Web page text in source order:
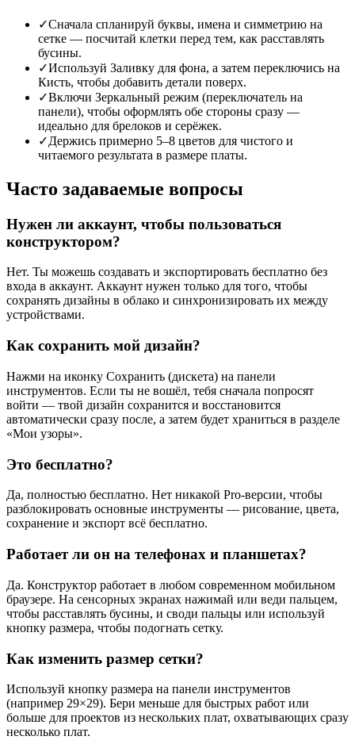
✓Сначала спланируй буквы, имена и симметрию на
сетке — посчитай клетки перед тем, как расставлять
бусины.
✓Используй Заливку для фона, а затем переключись на
Кисть, чтобы добавить детали поверх.
✓Включи Зеркальный режим (переключатель на
панели), чтобы оформлять обе стороны сразу —
идеально для брелоков и серёжек.
✓Держись примерно 5–8 цветов для чистого и
читаемого результата в размере платы.
Часто задаваемые вопросы
Нужен ли аккаунт, чтобы пользоваться
конструктором?
Нет. Ты можешь создавать и экспортировать бесплатно без
входа в аккаунт. Аккаунт нужен только для того, чтобы
сохранять дизайны в облако и синхронизировать их между
устройствами.
Как сохранить мой дизайн?
Нажми на иконку Сохранить (дискета) на панели
инструментов. Если ты не вошёл, тебя сначала попросят
войти — твой дизайн сохранится и восстановится
автоматически сразу после, а затем будет храниться в разделе
«Мои узоры».
Это бесплатно?
Да, полностью бесплатно. Нет никакой Pro-версии, чтобы
разблокировать основные инструменты — рисование, цвета,
сохранение и экспорт всё бесплатно.
Работает ли он на телефонах и планшетах?
Да. Конструктор работает в любом современном мобильном
браузере. На сенсорных экранах нажимай или веди пальцем,
чтобы расставлять бусины, и своди пальцы или используй
кнопку размера, чтобы подогнать сетку.
Как изменить размер сетки?
Используй кнопку размера на панели инструментов
(например 29×29). Бери меньше для быстрых работ или
больше для проектов из нескольких плат, охватывающих сразу
несколько плат.